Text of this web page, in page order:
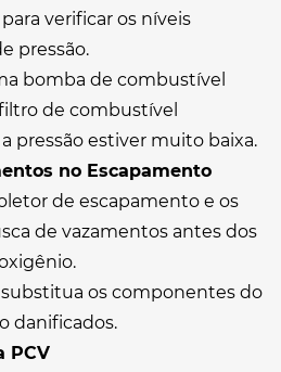
verificar os níveis
pressão.
bomba de combustível
de combustível
pressão estiver muito baixa.
no Escapamento
de escapamento e os
de vazamentos antes dos
os componentes do
danificados.
PCV